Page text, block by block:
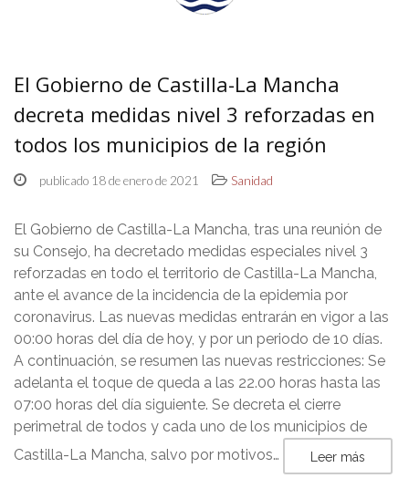
El Gobierno de Castilla-La Mancha
decreta medidas nivel 3 reforzadas en
todos los municipios de la región
publicado 18 de enero de 2021 Sanidad
El Gobierno de Castilla-La Mancha, tras una reunión de
su Consejo, ha decretado medidas especiales nivel 3
reforzadas en todo el territorio de Castilla-La Mancha,
ante el avance de la incidencia de la epidemia por
coronavirus. Las nuevas medidas entrarán en vigor a las
00:00 horas del día de hoy, y por un periodo de 10 días.
A continuación, se resumen las nuevas restricciones: Se
adelanta el toque de queda a las 22.00 horas hasta las
07:00 horas del día siguiente. Se decreta el cierre
perimetral de todos y cada uno de los municipios de
Castilla-La Mancha, salvo por motivos…
Leer más